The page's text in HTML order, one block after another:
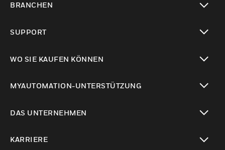
BRANCHEN
SUPPORT
WO SIE KAUFEN KÖNNEN
MYAUTOMATION-UNTERSTÜTZUNG
DAS UNTERNEHMEN
KARRIERE